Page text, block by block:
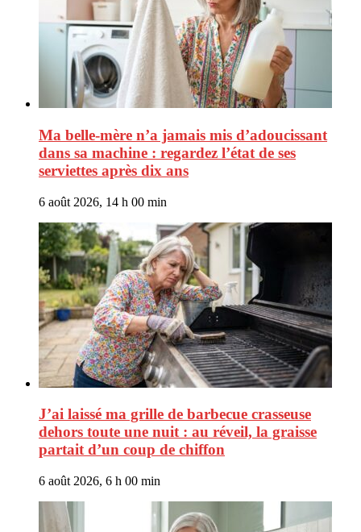
Ma belle-mère n’a jamais mis d’adoucissant
dans sa machine : regardez l’état de ses
serviettes après dix ans
6 août 2026, 14 h 00 min
J’ai laissé ma grille de barbecue crasseuse
dehors toute une nuit : au réveil, la graisse
partait d’un coup de chiffon
6 août 2026, 6 h 00 min